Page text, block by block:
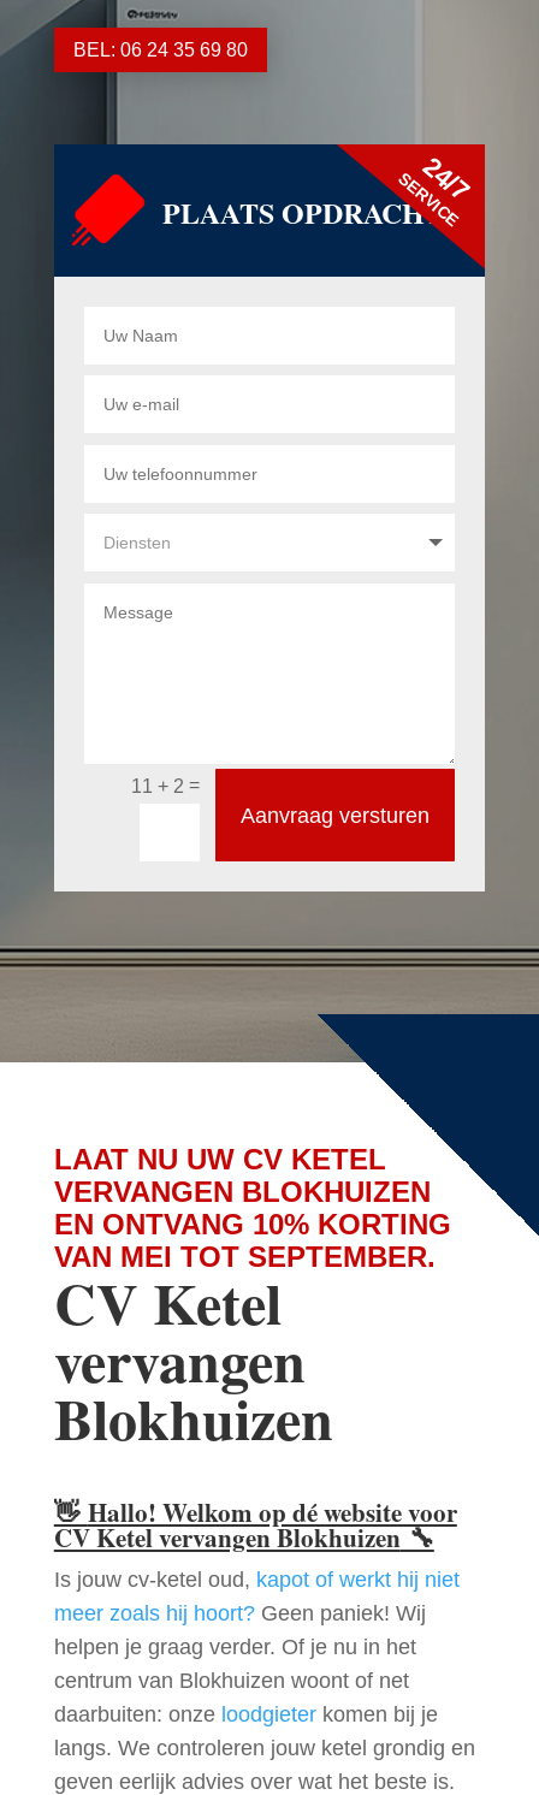
BEL: 06 24 35 69 80
PLAATS OPDRACHT
24/7
SERVICE
11 + 2 =
Aanvraag versturen
LAAT NU UW CV KETEL
VERVANGEN BLOKHUIZEN
EN ONTVANG 10% KORTING
VAN MEI TOT SEPTEMBER.
CV Ketel
vervangen
Blokhuizen
👋 Hallo! Welkom op dé website voor
CV Ketel vervangen Blokhuizen🔧
Is jouw cv-ketel oud, kapot of werkt hij niet
meer zoals hij hoort?Geen paniek! Wij
helpen je graag verder. Of je nu in het
centrum van Blokhuizen woont of net
daarbuiten: onze loodgieterkomen bij je
langs. We controleren jouw ketel grondig en
geven eerlijk advies over wat het beste is.